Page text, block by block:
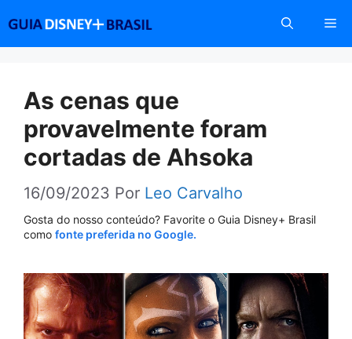
conteúdo
As cenas que
provavelmente foram
cortadas de Ahsoka
16/09/2023 Por Leo Carvalho
Gosta do nosso conteúdo? Favorite o Guia Disney+ Brasil
como fonte preferida no Google.